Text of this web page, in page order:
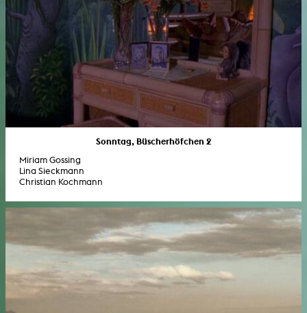
Sonntag, Büscherhöfchen 2
Miriam Gossing
Lina Sieckmann
Christian Kochmann